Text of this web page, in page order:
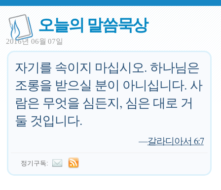
오늘의 말씀묵상
2016년 06월 07일
자기를 속이지 마십시오. 하나님은
조롱을 받으실 분이 아니십니다. 사
람은 무엇을 심든지, 심은 대로 거
둘 것입니다.
—갈라디아서 6:7
정기구독: